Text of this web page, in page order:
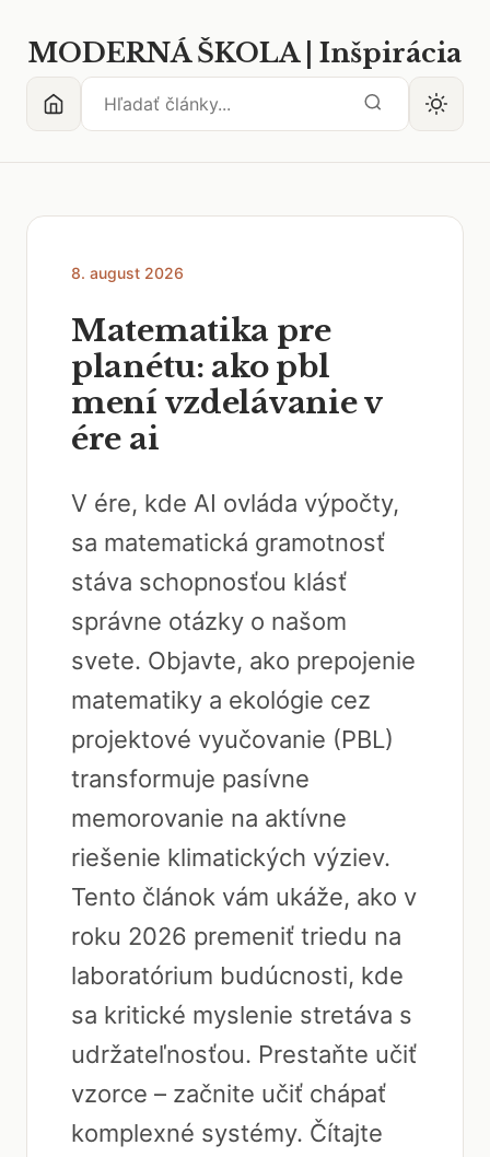
MODERNÁ ŠKOLA | Inšpirácia
8. august 2026
Matematika pre
planétu: ako pbl
mení vzdelávanie v
ére ai
V ére, kde AI ovláda výpočty,
sa matematická gramotnosť
stáva schopnosťou klásť
správne otázky o našom
svete. Objavte, ako prepojenie
matematiky a ekológie cez
projektové vyučovanie (PBL)
transformuje pasívne
memorovanie na aktívne
riešenie klimatických výziev.
Tento článok vám ukáže, ako v
roku 2026 premeniť triedu na
laboratórium budúcnosti, kde
sa kritické myslenie stretáva s
udržateľnosťou. Prestaňte učiť
vzorce – začnite učiť chápať
komplexné systémy. Čítajte